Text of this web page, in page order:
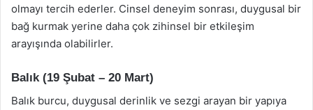
olmayı tercih ederler. Cinsel deneyim sonrası, duygusal bir
bağ kurmak yerine daha çok zihinsel bir etkileşim
arayışında olabilirler.
Balık (19 Şubat – 20 Mart)
Balık burcu, duygusal derinlik ve sezgi arayan bir yapıya